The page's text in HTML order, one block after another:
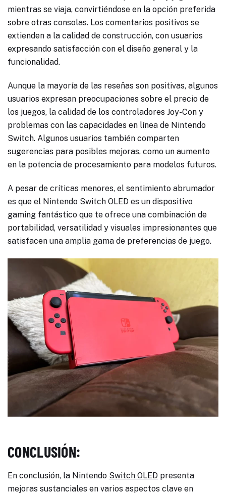
mientras se viaja, convirtiéndose en la opción preferida
sobre otras consolas. Los comentarios positivos se
extienden a la calidad de construcción, con usuarios
expresando satisfacción con el diseño general y la
funcionalidad.
Aunque la mayoría de las reseñas son positivas, algunos
usuarios expresan preocupaciones sobre el precio de
los juegos, la calidad de los controladores Joy-Con y
problemas con las capacidades en línea de Nintendo
Switch. Algunos usuarios también comparten
sugerencias para posibles mejoras, como un aumento
en la potencia de procesamiento para modelos futuros.
A pesar de críticas menores, el sentimiento abrumador
es que el Nintendo Switch OLED es un dispositivo
gaming fantástico que te ofrece una combinación de
portabilidad, versatilidad y visuales impresionantes que
satisfacen una amplia gama de preferencias de juego.
CONCLUSIÓN:
En conclusión, la Nintendo Switch OLED presenta
mejoras sustanciales en varios aspectos clave en